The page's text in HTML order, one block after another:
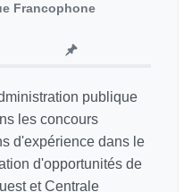
Francophone
publique
les concours
d'expérience dans le
d'opportunités de
et Centrale